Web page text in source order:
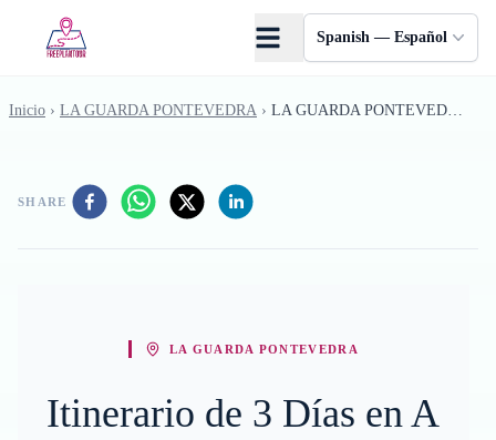
Spanish — Español
Inicio › LA GUARDA PONTEVEDRA › LA GUARDA PONTEVEDRA - Febrero
SHARE
LA GUARDA PONTEVEDRA
Itinerario de 3 Días en A